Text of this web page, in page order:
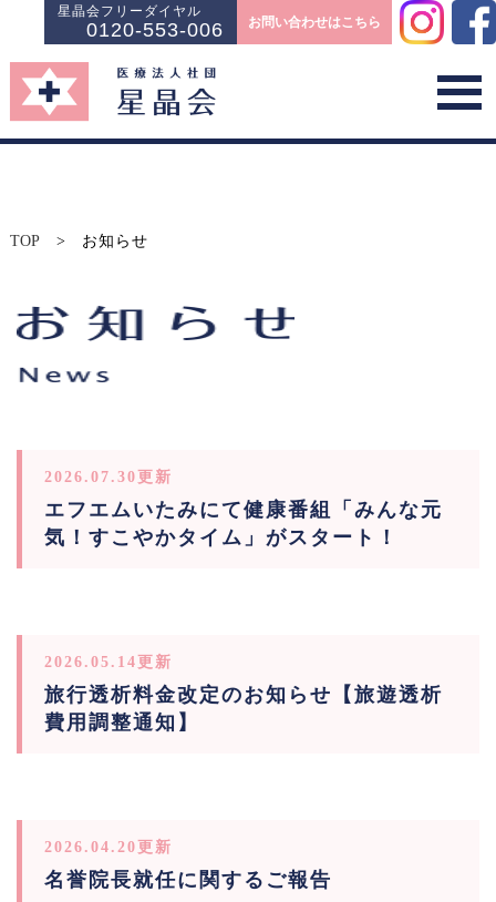
星晶会フリーダイヤル
0120-553-006 お問い合わせはこちら
TOP > お知らせ
2026.07.30更新
エフエムいたみにて健康番組「みんな元
気！すこやかタイム」がスタート！
2026.05.14更新
旅行透析料金改定のお知らせ【旅遊透析
費用調整通知】
2026.04.20更新
名誉院長就任に関するご報告